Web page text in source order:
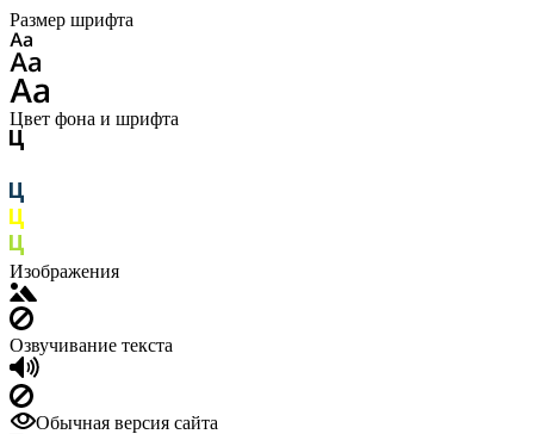
Размер шрифта
Цвет фона и шрифта
Изображения
Озвучивание текста
Обычная версия сайта